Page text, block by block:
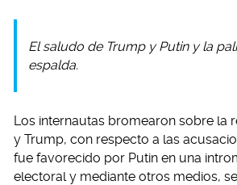
El saludo de Trump y Putin y la
espalda.
Los internautas bromearon sobre la
y Trump, con respecto a las
fue favorecido por Putin en una
electoral y mediante otros medios,